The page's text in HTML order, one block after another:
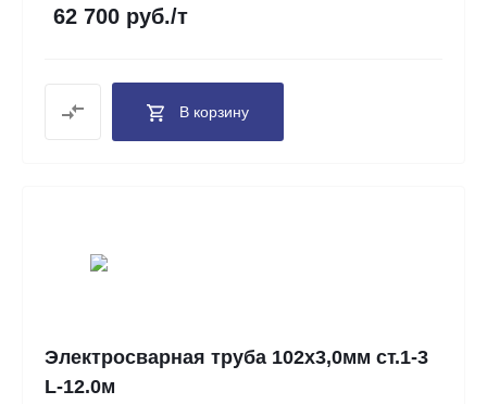
62 700 руб./т
В корзину
Электросварная труба 102х3,0мм ст.1-3
L-12.0м